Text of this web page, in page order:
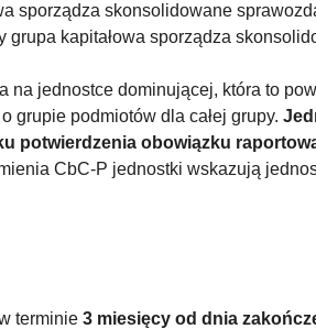
sporządza skonsolidowane
kapitałowa sporządza
jednostce dominującej, która to
grupie podmiotów dla całej grupy.
potwierdzenia obowiązku
CbC-P jednostki wskazują
terminie 3 miesięcy od dnia